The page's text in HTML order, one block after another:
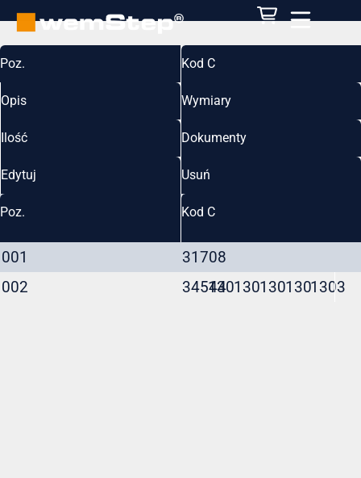
Poz. Kod C
Opis Wymiary
Ilość Dokumenty
Edytuj Usuń
Poz. Kod C
001
31708
002
34544
1301301301301303